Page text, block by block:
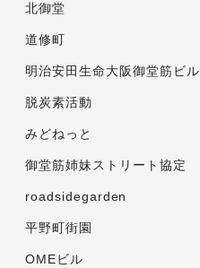
北御堂
道修町
明治安田生命大阪御堂筋ビル
脱炭素活動
みどねっと
御堂筋姉妹ストリート協定
roadsidegarden
平野町街園
OMEビル